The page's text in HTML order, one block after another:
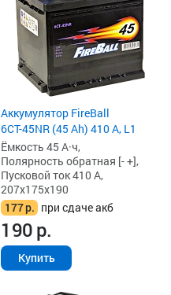
Аккумулятор FireBall
6СТ-45NR (45 Ah) 410 А, L1
Ёмкость 45 А·ч,
Полярность обратная [- +],
Пусковой ток 410 А,
207x175x190
177р. при сдаче акб
190р.
Купить